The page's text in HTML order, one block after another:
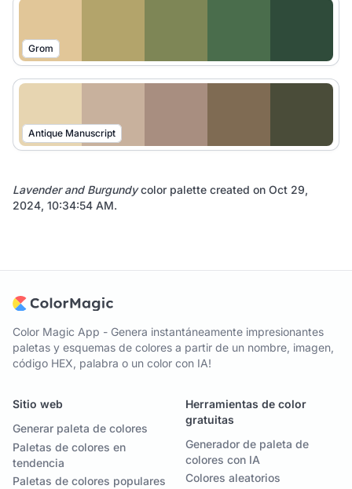
Grom
Antique Manuscript
Lavender and Burgundycolor palette created on Oct 29,
2024, 10:34:54 AM.
Color Magic App - Genera instantáneamente impresionantes
paletas y esquemas de colores a partir de un nombre, imagen,
código HEX, palabra o un color con IA!
Sitio web
Generar paleta de colores
Paletas de colores en
tendencia
Paletas de colores populares
Herramientas de color
gratuitas
Generador de paleta de
colores con IA
Colores aleatorios